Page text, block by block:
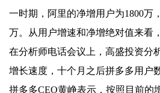
一时期，阿里的净增用户为1800万
万。从用户增速和净增绝对值来看
在分析师电话会议上，高盛投资分
增长速度，十个月之后拼多多用户
拼多多CEO黄峥表示，按照目前的